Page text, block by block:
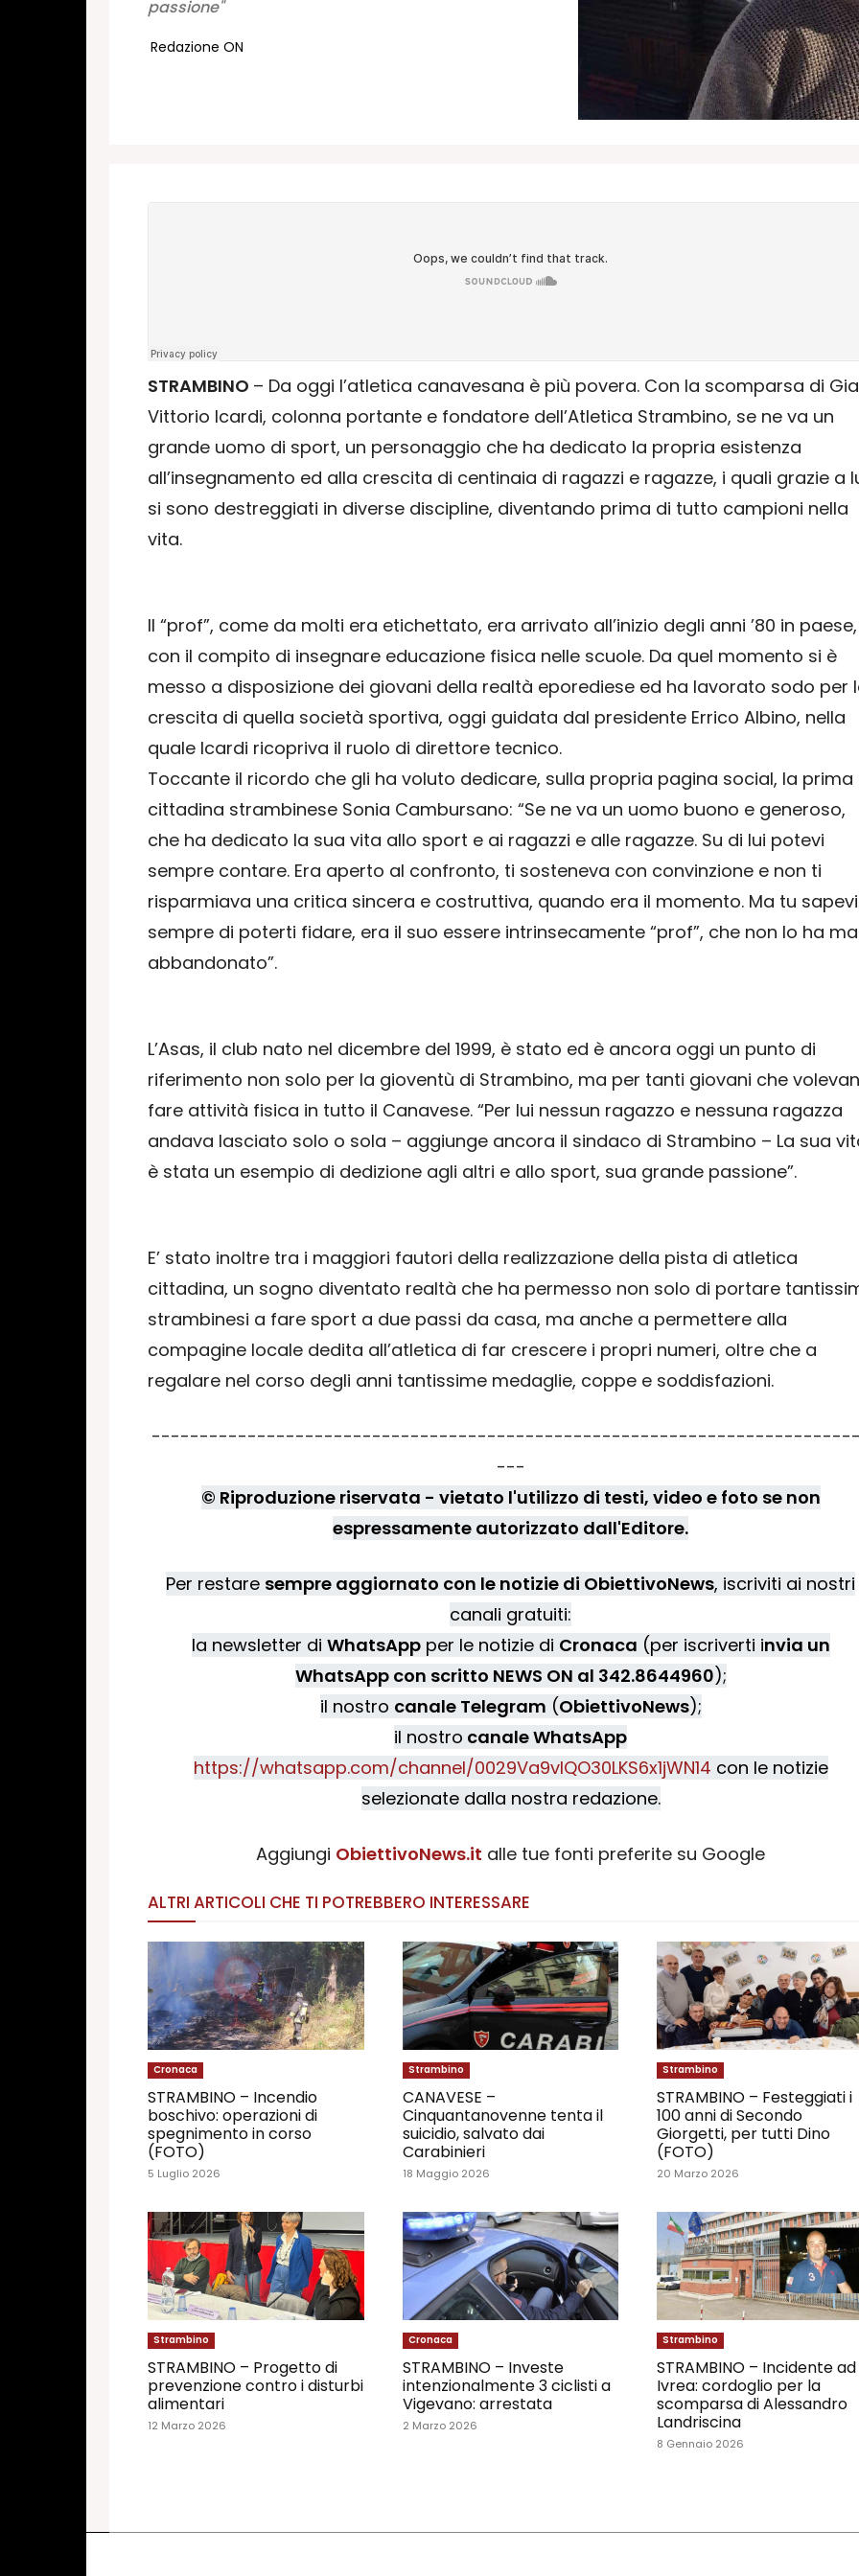
passione"
Redazione ON
STRAMBINO – Da oggi l’atletica canavesana è più povera. Con la scomparsa di
Vittorio Icardi, colonna portante e fondatore dell’Atletica Strambino, se ne va un
grande uomo di sport, un personaggio che ha dedicato la propria esistenza
all’insegnamento ed alla crescita di centinaia di ragazzi e ragazze, i quali grazie a
si sono destreggiati in diverse discipline, diventando prima di tutto campioni nella
vita.
Il “prof”, come da molti era etichettato, era arrivato all’inizio degli anni ’80 in paese,
con il compito di insegnare educazione fisica nelle scuole. Da quel momento si è
messo a disposizione dei giovani della realtà eporediese ed ha lavorato sodo per
crescita di quella società sportiva, oggi guidata dal presidente Errico Albino, nella
quale Icardi ricopriva il ruolo di direttore tecnico.
Toccante il ricordo che gli ha voluto dedicare, sulla propria pagina social, la prima
cittadina strambinese Sonia Cambursano: “Se ne va un uomo buono e generoso,
che ha dedicato la sua vita allo sport e ai ragazzi e alle ragazze. Su di lui potevi
sempre contare. Era aperto al confronto, ti sosteneva con convinzione e non ti
risparmiava una critica sincera e costruttiva, quando era il momento. Ma tu sapevi
sempre di poterti fidare, era il suo essere intrinsecamente “prof”, che non lo ha
abbandonato”.
L’Asas, il club nato nel dicembre del 1999, è stato ed è ancora oggi un punto di
riferimento non solo per la gioventù di Strambino, ma per tanti giovani che
fare attività fisica in tutto il Canavese. “Per lui nessun ragazzo e nessuna ragazza
andava lasciato solo o sola – aggiunge ancora il sindaco di Strambino – La sua
è stata un esempio di dedizione agli altri e allo sport, sua grande passione”.
E’ stato inoltre tra i maggiori fautori della realizzazione della pista di atletica
cittadina, un sogno diventato realtà che ha permesso non solo di portare
strambinesi a fare sport a due passi da casa, ma anche a permettere alla
compagine locale dedita all’atletica di far crescere i propri numeri, oltre che a
regalare nel corso degli anni tantissime medaglie, coppe e soddisfazioni.
---
© Riproduzione riservata - vietato l'utilizzo di testi, video e foto se non
espressamente autorizzato dall'Editore.
Per restare sempre aggiornato con le notizie di ObiettivoNews, iscriviti ai nostri
canali gratuiti:
la newsletter di WhatsAppper le notizie di Cronaca (per iscriverti invia un
WhatsApp con scritto NEWS ON al 342.8644960);
il nostro canale Telegram (ObiettivoNews);
il nostro canale WhatsApp
https://whatsapp.com/channel/0029Va9vIQO30LKS6x1jWN14 con le notizie
selezionate dalla nostra redazione.
Aggiungi ObiettivoNews.it alle tue fonti preferite su Google
ALTRI ARTICOLI CHE TI POTREBBERO INTERESSARE
Cronaca
STRAMBINO – Incendio
boschivo: operazioni di
spegnimento in corso
(FOTO)
5 Luglio 2026
Strambino
CANAVESE –
Cinquantanovenne tenta il
suicidio, salvato dai
Carabinieri
18 Maggio 2026
Strambino
STRAMBINO – Festeggiati i
100 anni di Secondo
Giorgetti, per tutti Dino
(FOTO)
20 Marzo 2026
Strambino
STRAMBINO – Progetto di
prevenzione contro i disturbi
alimentari
12 Marzo 2026
Cronaca
STRAMBINO – Investe
intenzionalmente 3 ciclisti a
Vigevano: arrestata
2 Marzo 2026
Strambino
STRAMBINO – Incidente ad
Ivrea: cordoglio per la
scomparsa di Alessandro
Landriscina
8 Gennaio 2026